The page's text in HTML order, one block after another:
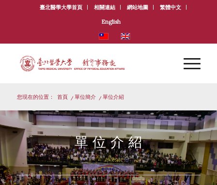
臺北醫學大學首頁 相關連結 網站地圖 繁體中文
English
您現在的位置： 首頁 / 單位簡介 / 單位介紹
單 位 介 紹